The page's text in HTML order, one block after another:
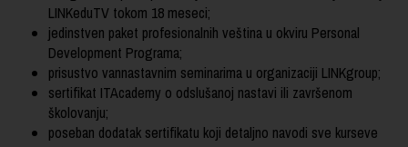
LINKeduTV tokom 18 meseci;
jedinstven paket profesionalnih veština u okviru Personal
Development Programa;
prisustvo vannastavnim seminarima u organizaciji LINKgroup;
sertifikat ITAcademy o odslušanoj nastavi ili završenom
školovanju;
poseban dodatak sertifikatu koji detaljno navodi sve kurseve